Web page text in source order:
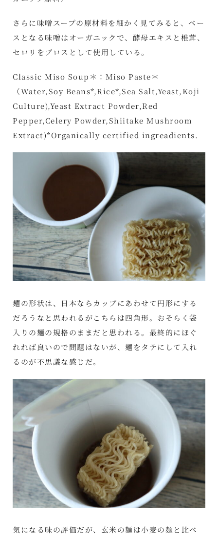
さらに味噌スープの原材料を細かく見てみると、ベー
スとなる味噌はオーガニックで、酵母エキスと椎茸、
セロリをブロスとして使用している。
Classic Miso Soup＊：Miso Paste＊
（Water,Soy Beans*,Rice*,Sea Salt,Yeast,Koji
Culture),Yeast Extract Powder,Red
Pepper,Celery Powder,Shiitake Mushroom
Extract)*Organically certified ingreadients.
麺の形状は、日本ならカップにあわせて円形にする
だろうなと思われるがこちらは四角形。おそらく袋
入りの麺の規格のままだと思われる。最終的にほぐ
れれば良いので問題はないが、麺をタテにして入れ
るのが不思議な感じだ。
気になる味の評価だが、玄米の麺は小麦の麺と比べ